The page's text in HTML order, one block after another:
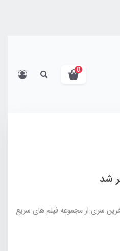
0
سری از مجموعه فیلم های سریع